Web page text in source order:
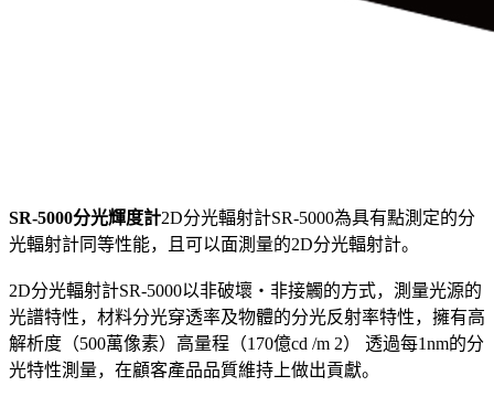
SR-5000分光輝度計2D分光輻射計SR-5000為具有點測定的分
光輻射計同等性能，且可以面測量的2D分光輻射計。
2D分光輻射計SR-5000以非破壞・非接觸的方式，測量光源的
光譜特性，材料分光穿透率及物體的分光反射率特性，擁有高
解析度（500萬像素）高量程（170億cd /m 2） 透過每1nm的分
光特性測量，在顧客產品品質維持上做出貢獻。